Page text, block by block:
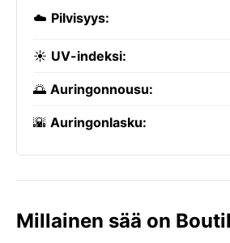
☁️ Pilvisyys:
☀️ UV-indeksi:
🌅 Auringonnousu:
🌇 Auringonlasku:
Millainen sää on